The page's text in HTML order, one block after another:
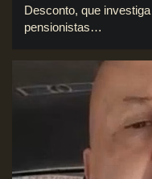
Desconto, que
pensionistas…